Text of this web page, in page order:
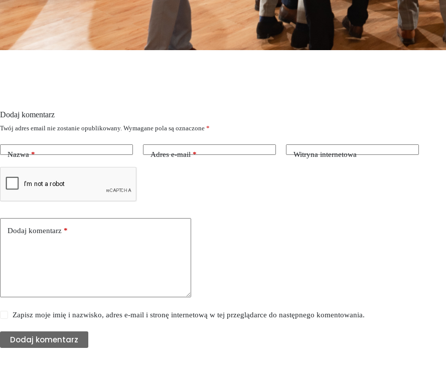
Dodaj komentarz
Twój adres email nie zostanie opublikowany. Wymagane pola są oznaczone *
Nazwa* Adres e-mail* Witryna internetowa
Dodaj komentarz *
Zapisz moje imię i nazwisko, adres e-mail i stronę internetową w tej przeglądarce do następnego komentowania.
Dodaj komentarz